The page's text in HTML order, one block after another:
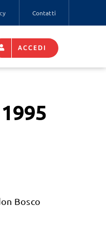
Contatti
ACCEDI
Bosco